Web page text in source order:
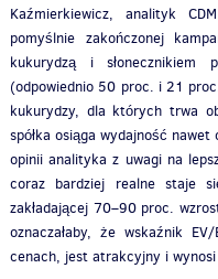
Kaźmierkiewicz, analityk
pomyślnie zakończonej
kukurydzą i
(odpowiednio 50 proc. i 21
kukurydzy, dla których trwa
spółka osiąga wydajność
opinii analityka z uwagi na
coraz bardziej realne staje
zakładającej 70–90 proc.
oznaczałaby, że wskaźnik
cenach, jest atrakcyjny i